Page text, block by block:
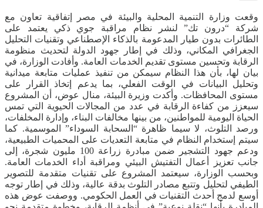
وقعت وزارة التنمية المحلية والبيئة في مصر إتفاقية تعاون مع
شركة “درون تك” لنشر نظام مراقبة جوي ذكي يعتمد على
الطائرات بدون طيار المدعومة بالذكاء الإصطناعي وتقنيات التحليل
الجغرافي المكاني، وذلك في إطار جهود الدولة لتحديث منظومة
الرقابة وتحسين مستوى تقديم الخدمات العامة. وأفادت الوزارة، في
بيان لها، بأن هذا النظام سيمكن من تنفيذ عمليات متابعة ميدانية
وتحليل البيانات في الوقت الفعلي، بما يدعم إتخاذ القرار على
مستوى المحافظات. وأكدت وزيرة البيئة، منال عوض، أن المشروع
سيعزز من كفاءة الرقابة في عدد من المجالات الحيوية التي تمس
الحياة اليومية للمواطنين، من بينها مخالفات البناء، وإدارة المخلفات،
ورصد التلوث، لا سيما ظاهرة “السحابة السوداء” الموسمية. كما
سيتم إستخدام النظام في متابعة التعديات على المحميات الطبيعية،
ودعم جهود التشجير ضمن مبادرة زراعة 100 مليون شجرة، إلى
جانب تعزيز أعمال التفتيش البيئي ومراقبة أداء الخدمات العامة.
وبحسب الوزارة، سيعتمد المشروع على تقنيات متقدمة للتصوير
الطيفي لتحليل وتتبع مصادر التلوث بدقة عالية، وذلك في إطار توجه
أوسع لدمج أحدث التقنيات في العمل الحكومي. ووصفت عوض هذه